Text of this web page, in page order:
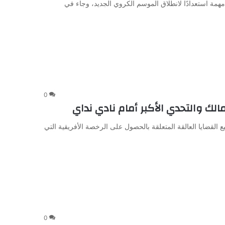
في مصر الأحد 19 يوليو 2026 تطورات مهمة استعدادًا لانطلاق الموسم الكروي الجديد، وجاء في
0
العالقة المتعلقة بالحصول على الرخصة الأفريقية التي
0